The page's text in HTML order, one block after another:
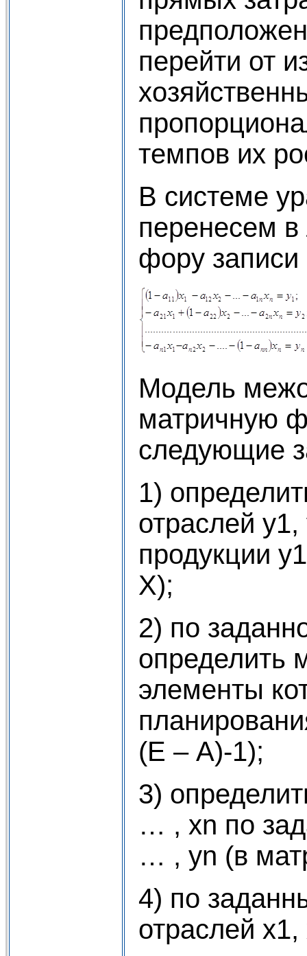
перейти от
темпов их
В системе
перенесем
фору записи
Модель
матричную
следующие
1)
отраслей
продукции
Х);
2) по
определить
элементы
(Е – А)-1);
3)
… , хn по
… , уn (в
4) по
отраслей